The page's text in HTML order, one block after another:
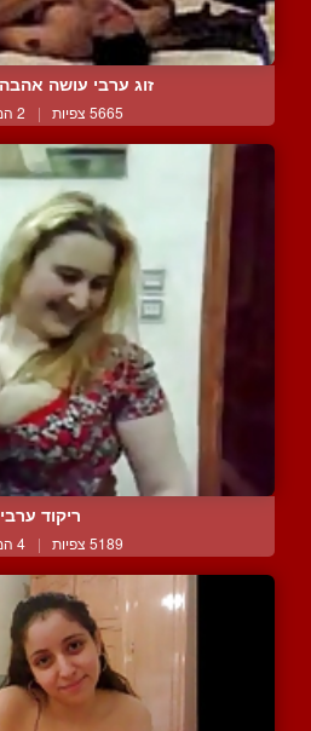
זוג ערבי עושה
5665 צפיות | 2 המלצות
ריקוד ערבי
5189 צפיות | 4 המלצות